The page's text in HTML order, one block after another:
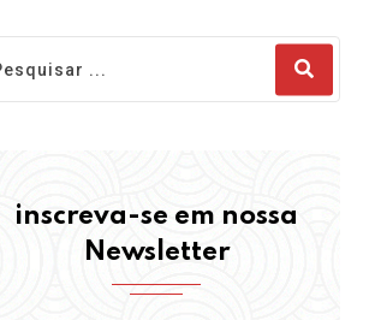
inscreva-se em nossa
Newsletter